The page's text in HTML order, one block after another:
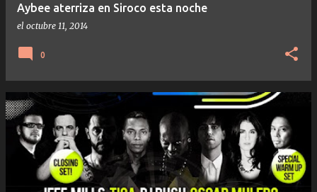
Aybee aterriza en Siroco esta noche
el octubre 11, 2014
0